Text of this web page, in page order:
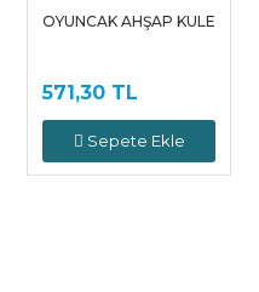
OYUNCAK AHŞAP KULE
571,30 TL
Sepete Ekle